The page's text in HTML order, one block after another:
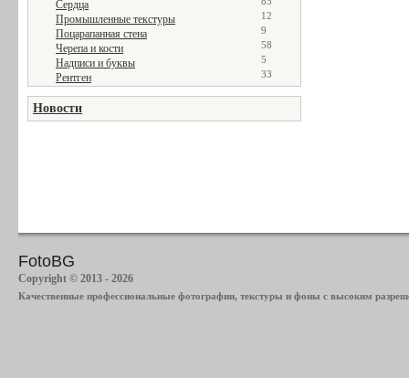
Сердца
Промышленные текстуры 12
Поцарапанная стена 9
Черепа и кости 58
Надписи и буквы 5
Рентген 33
Новости
FotoBG
Copyright © 2013 - 2026
Качественные профессиональные фотографии, текстуры и фоны с высоким